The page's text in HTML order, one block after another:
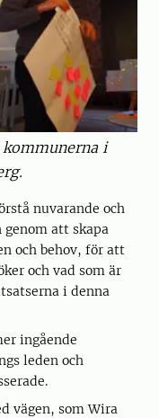
kommunerna i
nuvarande och
genom att skapa
och behov, för att
och vad som är
i denna
ingående
leden och
vägen, som Wira